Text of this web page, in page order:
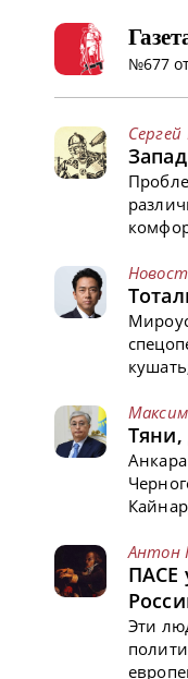
№677
Тяни,
Антон
ПАСЕ
Эти